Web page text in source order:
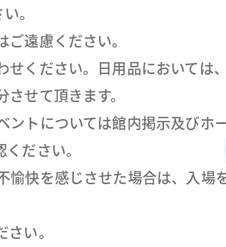
。
遠慮ください。
ください。日用品においては
せて頂きます。
トについては館内掲示及びホ
ださい。
快を感じさせた場合は、入場
い。